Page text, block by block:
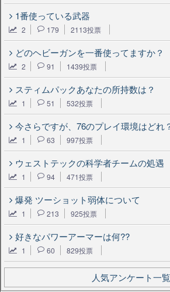
1番使っている武器
2 179 2113投票
どのヘビーガンを一番使ってますか？
2 91 1439投票
スティムパックあなたの所持数は？
1 51 532投票
今さらですが、76のプレイ環境はどれ
1 63 997投票
ウェストテックの科学者チームの処遇
1 94 471投票
爆発 ツーショット弱体について
1 213 925投票
好きなパワーアーマーは何??
1 60 829投票
人気アンケート一覧